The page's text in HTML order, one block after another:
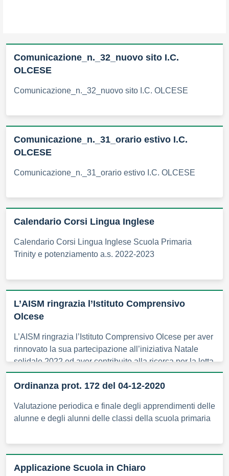
Comunicazione_n._32_nuovo sito I.C.
OLCESE
Comunicazione_n._32_nuovo sito I.C. OLCESE
Comunicazione_n._31_orario estivo I.C.
OLCESE
Comunicazione_n._31_orario estivo I.C. OLCESE
Calendario Corsi Lingua Inglese
Calendario Corsi Lingua Inglese Scuola Primaria
Trinity e potenziamento a.s. 2022-2023
L’AISM ringrazia l’Istituto Comprensivo
Olcese
L’AISM ringrazia l’Istituto Comprensivo Olcese per aver
rinnovato la sua partecipazione all’iniziativa Natale
solidale 2022 ed aver contribuito alla ricerca per la lotta
alla sclerosi multipla
Ordinanza prot. 172 del 04-12-2020
Valutazione periodica e finale degli apprendimenti delle
alunne e degli alunni delle classi della scuola primaria
Applicazione Scuola in Chiaro